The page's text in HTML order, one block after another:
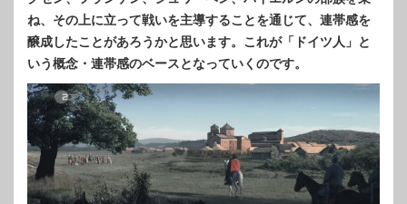
ね、その上に立って戦いを主導することを通じて、連帯感を
醸成したことがあろうかと思います。これが「ドイツ人」と
いう概念・連帯感のベースとなっていくのです。